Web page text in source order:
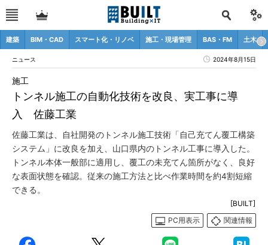
建築 BIM・CAD スマート化・リノベ 施工・現場管理 BAS・FM 土木
ニュース 2024年8月15日
トンネル施工の自動化技術を改良、実工事に導
入 佐藤工業
施工
佐藤工業は、自社開発のトンネル施工技術「自己充てん覆工構築
システム」に改良を加え、山口県内のトンネル工事に導入した。
トンネル本体一般部に適用し、覆工の未充てん箇所がなく、良好
な表面状態を確認。従来の施工方法と比べ作業時間を約4割短縮
できる。
[BUILT]
PC用表示
関連情報